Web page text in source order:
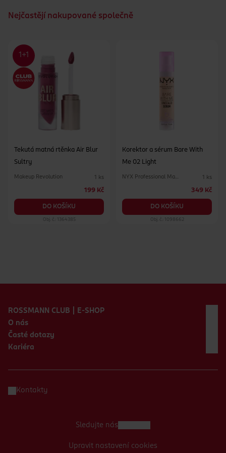
Nejčastějí nakupované společně
Tekutá matná rtěnka Air Blur
Sultry
Makeup Revolution 1 ks
199 Kč
DO KOŠÍKU
Obj. č.: 1364385
Korektor a sérum Bare With
Me 02 Light
NYX Professional Makeup 1 ks
349 Kč
DO KOŠÍKU
Obj. č.: 1098662
ROSSMANN CLUB | E-SHOP
O nás
Časté dotazy
Kariéra
Kontakty
Sledujte nás
Upravit nastavení cookies